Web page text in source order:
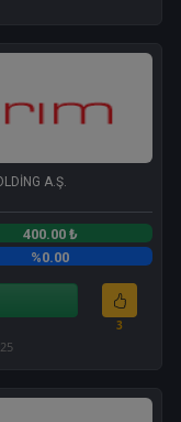
A.Ş.
400.00 ₺
%0.00
3